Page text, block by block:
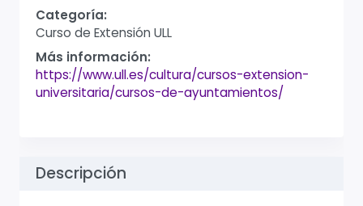
Categoría:
Curso de Extensión ULL
Más información:
https://www.ull.es/cultura/cursos-extension-
universitaria/cursos-de-ayuntamientos/
Descripción